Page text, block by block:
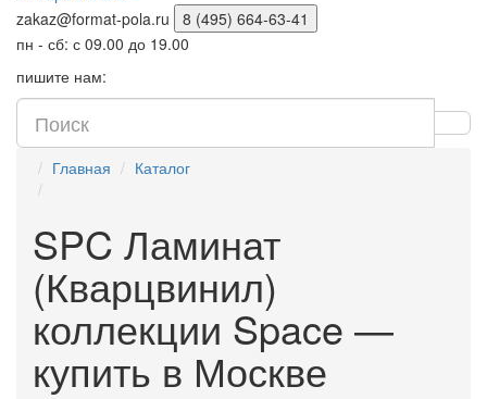
zakaz@format-pola.ru
8 (495) 664-63-41
пн - сб: с 09.00 до 19.00
пишите нам:
Главная Каталог
SPC Ламинат
(Кварцвинил)
коллекции Space —
купить в Москве